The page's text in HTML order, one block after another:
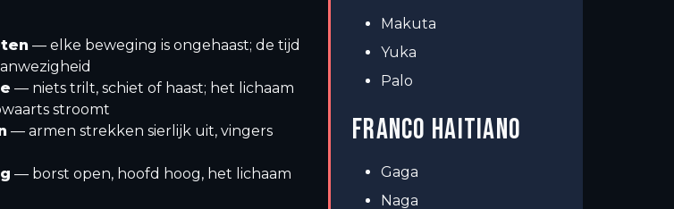
— elke beweging is ongehaast; de tijd
— niets trilt, schiet of haast; het lichaam
stroomt
— armen strekken sierlijk uit, vingers
— borst open, hoofd hoog, het lichaam
Makuta
Yuka
Palo
FRANCO HAITIANO
Gaga
Naga